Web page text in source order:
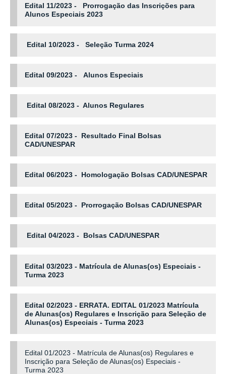
Edital 11/2023- Prorrogação das Inscrições para
Alunos Especiais 2023
Edital 10/2023- Seleção Turma 2024
Edital 09/2023- Alunos Especiais
Edital 08/2023- Alunos Regulares
Edital 07/2023- Resultado Final Bolsas
CAD/UNESPAR
Edital 06/2023- Homologação Bolsas CAD/UNESPAR
Edital 05/2023- Prorrogação Bolsas CAD/UNESPAR
Edital 04/2023- Bolsas CAD/UNESPAR
Edital 03/2023 - Matrícula de Alunas(os) Especiais -
Turma 2023
Edital 02/2023 - ERRATA. EDITAL 01/2023 Matrícula
de Alunas(os) Regulares e Inscrição para Seleção de
Alunas(os) Especiais - Turma 2023
Edital 01/2023 - Matrícula de Alunas(os) Regulares e
Inscrição para Seleção de Alunas(os) Especiais -
Turma 2023